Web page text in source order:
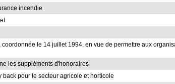
incendie
le 14 juillet 1994, en vue de permettre aux
les suppléments d'honoraires
pour le secteur agricole et horticole